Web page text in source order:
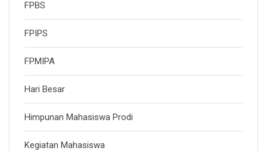
FPBS
FPIPS
FPMIPA
Hari Besar
Himpunan Mahasiswa Prodi
Kegiatan Mahasiswa